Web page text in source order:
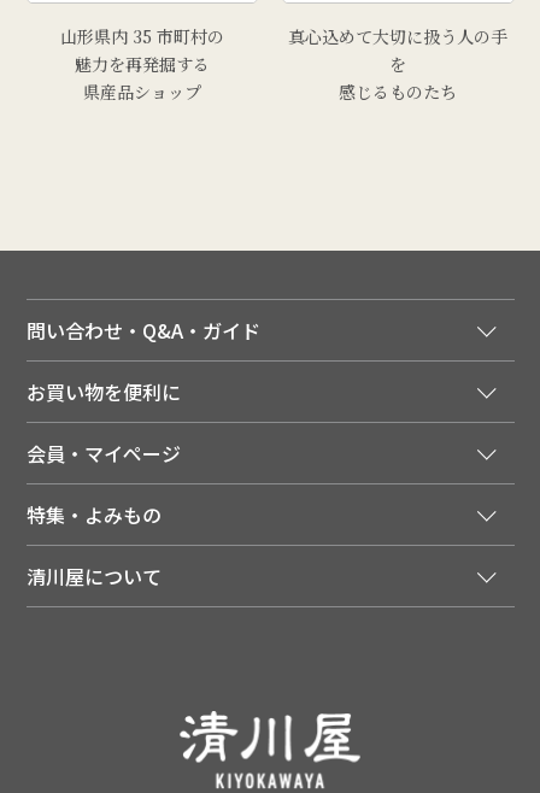
山形県内 35 市町村の
魅力を再発掘する
県産品ショップ
真心込めて大切に扱う人の手
を
感じるものたち
問い合わせ・Q&A・ガイド
ご利用ガイド
領収書について
送料について
配達日について
返品について
よくあるご質問（FAQ）
あんしんの品質保証について（産直品）
お買い物を便利に
季節のカタログを無料でお届け
店舗・ECポイント共通アプリ
LINEお友だち登録
会員・マイページ
会員特典について
注文履歴
特集・よみもの
メディア掲載商品
清川屋のレビューを見る
清川屋について